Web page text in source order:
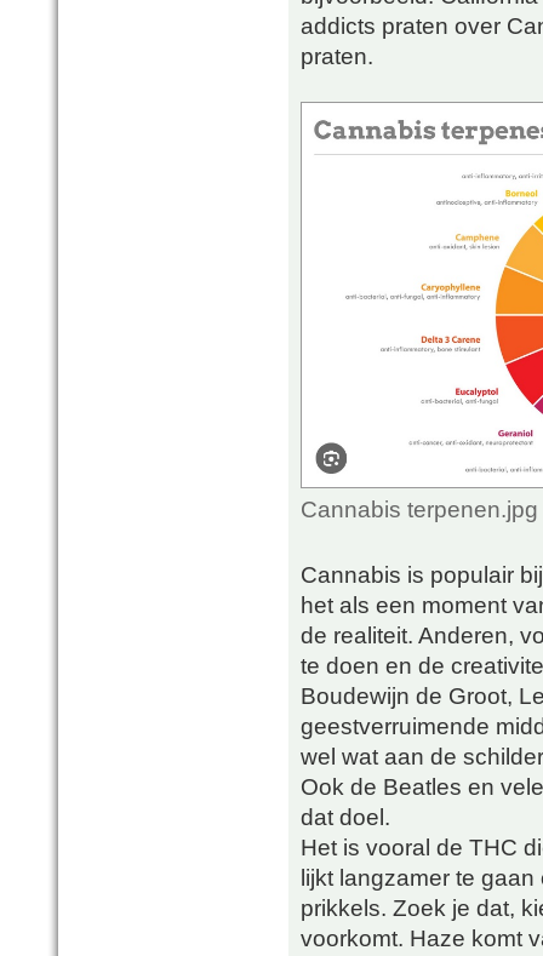
addicts praten over
praten.
Cannabis
Cannabis is populair
het als een moment
de realiteit. Anderen,
te doen en de
Boudewijn de Groot,
geestverruimende
wel wat aan de
Ook de Beatles en
dat doel.
Het is vooral de THC
lijkt langzamer te
prikkels. Zoek je dat,
voorkomt. Haze komt